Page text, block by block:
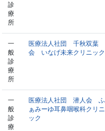
診
療
所
一
般
診
療
所
医療法人社団 千秋双葉
会 いなげ未来クリニック
一
般
診
療
医療法人社団 潜人会 ふ
ぁみーゆ耳鼻咽喉科クリニ
ック